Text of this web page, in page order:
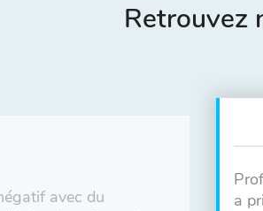
Retrouvez
avec du
a